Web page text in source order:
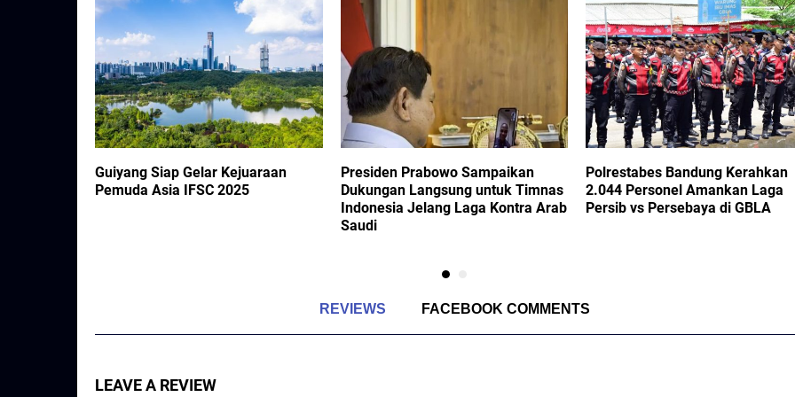
Guiyang Siap Gelar Kejuaraan
Pemuda Asia IFSC 2025
Presiden Prabowo Sampaikan
Dukungan Langsung untuk Timnas
Indonesia Jelang Laga Kontra Arab
Saudi
Polrestabes Bandung Kerahkan
2.044 Personel Amankan Laga
Persib vs Persebaya di GBLA
REVIEWS FACEBOOK COMMENTS
LEAVE A REVIEW